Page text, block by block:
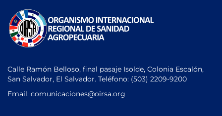
Calle Ramón Belloso, final pasaje Isolde, Colonia Escalón,
San Salvador, El Salvador. Teléfono: (503) 2209-9200
Email: comunicaciones@oirsa.org